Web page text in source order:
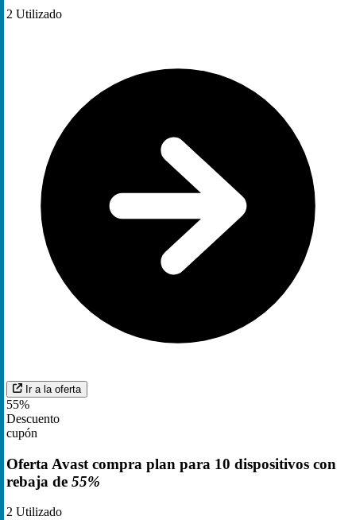
2 Utilizado
Ir a la oferta
55%
Descuento
cupón
Oferta Avast compra plan para 10 dispositivos con
rebaja de 55%
2 Utilizado